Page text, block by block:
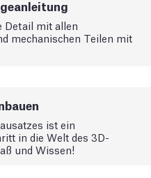
Detail mit allen
mechanischen Teilen mit
ist ein
in die Welt des 3D-
und Wissen!